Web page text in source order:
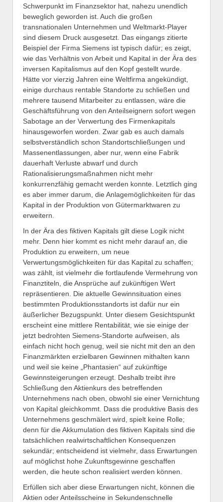
Schwerpunkt im Finanzsektor hat, nahezu unendlich
beweglich geworden ist. Auch die großen
transnationalen Unternehmen und Weltmarkt-Player
sind diesem Druck ausgesetzt. Das eingangs zitierte
Beispiel der Firma Siemens ist typisch dafür; es zeigt,
wie das Verhältnis von Arbeit und Kapital in der Ära des
inversen Kapitalismus auf den Kopf gestellt wurde.
Hätte vor vierzig Jahren eine Weltfirma angekündigt,
einige durchaus rentable Standorte zu schließen und
mehrere tausend Mitarbeiter zu entlassen, wäre die
Geschäftsführung von den Anteilseignern sofort wegen
Sabotage an der Verwertung des Firmenkapitals
hinausgeworfen worden. Zwar gab es auch damals
selbstverständlich schon Standortschließungen und
Massenentlassungen, aber nur, wenn eine Fabrik
dauerhaft Verluste abwarf und durch
Rationalisierungsmaßnahmen nicht mehr
konkurrenzfähig gemacht werden konnte. Letztlich ging
es aber immer darum, die Anlagemöglichkeiten für das
Kapital in der Produktion von Gütermarktwaren zu
erweitern.
In der Ära des fiktiven Kapitals gilt diese Logik nicht
mehr. Denn hier kommt es nicht mehr darauf an, die
Produktion zu erweitern, um neue
Verwertungsmöglichkeiten für das Kapital zu schaffen;
was zählt, ist vielmehr die fortlaufende Vermehrung von
Finanztiteln, die Ansprüche auf zukünftigen Wert
repräsentieren. Die aktuelle Gewinnsituation eines
bestimmten Produktionsstandorts ist dafür nur ein
äußerlicher Bezugspunkt. Unter diesem Gesichtspunkt
erscheint eine mittlere Rentabilität, wie sie einige der
jetzt bedrohten Siemens-Standorte aufweisen, als
einfach nicht hoch genug, weil sie nicht mit den an den
Finanzmärkten erzielbaren Gewinnen mithalten kann
und weil sie keine „Phantasien“ auf zukünftige
Gewinnsteigerungen erzeugt. Deshalb treibt ihre
Schließung den Aktienkurs des betreffenden
Unternehmens nach oben, obwohl sie einer Vernichtung
von Kapital gleichkommt. Dass die produktive Basis des
Unternehmens geschmälert wird, spielt keine Rolle;
denn für die Akkumulation des fiktiven Kapitals sind die
tatsächlichen realwirtschaftlichen Konsequenzen
sekundär; entscheidend ist vielmehr, dass Erwartungen
auf möglichst hohe Zukunftsgewinne geschaffen
werden, die heute schon realisiert werden können.
Erfüllen sich aber diese Erwartungen nicht, können die
Aktien oder Anteilsscheine in Sekundenschnelle